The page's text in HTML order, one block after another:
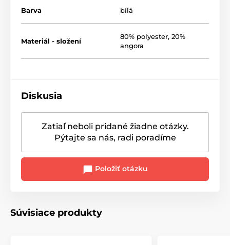
Barva bílá
Materiál - složení
80% polyester, 20%
angora
Diskusia
Zatiaľ neboli pridané žiadne otázky.
Pýtajte sa nás, radi poradíme
Položiť otázku
Súvisiace produkty